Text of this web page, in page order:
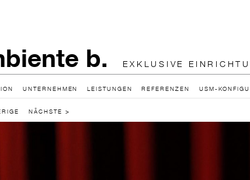
b. EXKLUSIVE
UNTERNEHMEN LEISTUNGEN REFERENZEN USM-
NÄCHSTE >